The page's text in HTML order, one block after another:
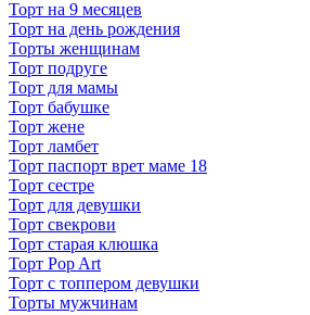
Торт на 9 месяцев
Торт на день рождения
Торты женщинам
Торт подруге
Торт для мамы
Торт бабушке
Торт жене
Торт ламбет
Торт паспорт врет маме 18
Торт сестре
Торт для девушки
Торт свекрови
Торт старая клюшка
Торт Pop Art
Торт с топпером девушки
Торты мужчинам